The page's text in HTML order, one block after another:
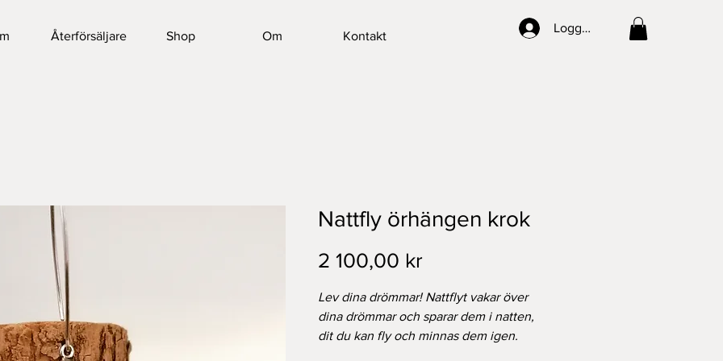
Logga in
Återförsäljare Shop Om Kontakt
Nattfly örhängen krok
2 100,00 kr
Lev dina drömmar! Nattflyt vakar över
dina drömmar och sparar dem i natten,
dit du kan fly och minnas dem igen.